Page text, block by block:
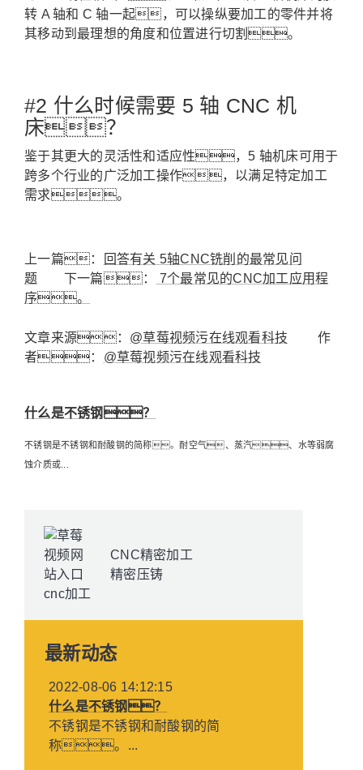
转 A 轴和 C 轴一起，可以操纵要加工的零件并将
其移动到最理想的角度和位置进行切割。
#2 什么时候需要 5 轴 CNC 机
床？
鉴于其更大的灵活性和适应性，5 轴机床可用于
跨多个行业的广泛加工操作，以满足特定加工
需求。
上一篇：
回答有关 5轴CNC铣削的最常见问
题 下一篇：
7个最常见的CNC加工应用程
序。
文章来源： @草莓视频污在线观看科技 作
者： @草莓视频污在线观看科技
什么是不锈钢？
不锈钢是不锈钢和耐酸钢的简称。耐空气、蒸汽、水等弱腐
蚀介质或...
CNC精密加工
精密压铸
最新动态
2022-08-06 14:12:15
什么是不锈钢？
不锈钢是不锈钢和耐酸钢的简
称。...